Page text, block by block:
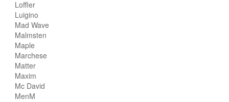
Loffler
Luigino
Mad Wave
Malmsten
Maple
Marchese
Matter
Maxim
Mc David
MenM